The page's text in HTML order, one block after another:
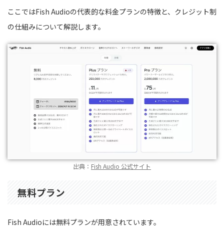
ここではFish Audioの代表的な料金プランの特徴と、クレジット制
の仕組みについて解説します。
出典： Fish Audio 公式サイト
無料プラン
Fish Audioには無料プランが用意されています。